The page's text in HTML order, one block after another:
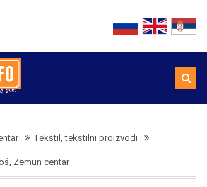
Tekstil, tekstilni proizvodi
Zemun centar